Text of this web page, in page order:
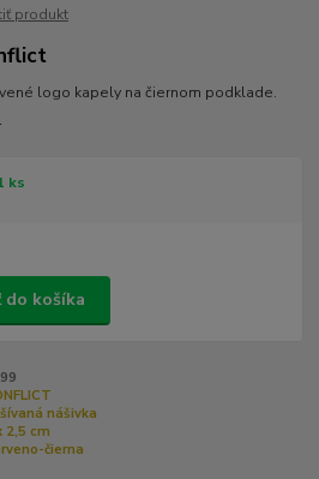
produkt
logo kapely na čiernom podklade.
ks
do košíka
nášivka
2,5 cm
čierna